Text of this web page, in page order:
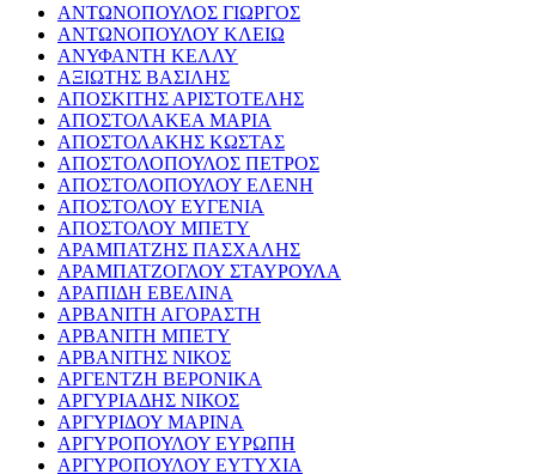
ΑΝΤΩΝΟΠΟΥΛΟΣ ΓΙΩΡΓΟΣ
ΑΝΤΩΝΟΠΟΥΛΟΥ ΚΛΕΙΩ
ΑΝΥΦΑΝΤΗ ΚΕΛΛΥ
ΑΞΙΩΤΗΣ ΒΑΣΙΛΗΣ
ΑΠΟΣΚΙΤΗΣ ΑΡΙΣΤΟΤΕΛΗΣ
ΑΠΟΣΤΟΛΑΚΕΑ ΜΑΡΙΑ
ΑΠΟΣΤΟΛΑΚΗΣ ΚΩΣΤΑΣ
ΑΠΟΣΤΟΛΟΠΟΥΛΟΣ ΠΕΤΡΟΣ
ΑΠΟΣΤΟΛΟΠΟΥΛΟΥ ΕΛΕΝΗ
ΑΠΟΣΤΟΛΟΥ ΕΥΓΕΝΙΑ
ΑΠΟΣΤΟΛΟΥ ΜΠΕΤΥ
ΑΡΑΜΠΑΤΖΗΣ ΠΑΣΧΑΛΗΣ
ΑΡΑΜΠΑΤΖΟΓΛΟΥ ΣΤΑΥΡΟΥΛΑ
ΑΡΑΠΙΔΗ ΕΒΕΛΙΝΑ
ΑΡΒΑΝΙΤΗ ΑΓΟΡΑΣΤΗ
ΑΡΒΑΝΙΤΗ ΜΠΕΤΥ
ΑΡΒΑΝΙΤΗΣ ΝΙΚΟΣ
ΑΡΓΕΝΤΖΗ ΒΕΡΟΝΙΚΑ
ΑΡΓΥΡΙΑΔΗΣ ΝΙΚΟΣ
ΑΡΓΥΡΙΔΟΥ ΜΑΡΙΝΑ
ΑΡΓΥΡΟΠΟΥΛΟΥ ΕΥΡΩΠΗ
ΑΡΓΥΡΟΠΟΥΛΟΥ ΕΥΤΥΧΙΑ